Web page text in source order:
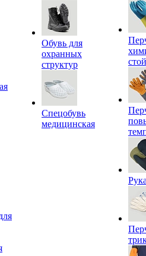
Обувь для
охранных
структур
Спецобувь
медицинская